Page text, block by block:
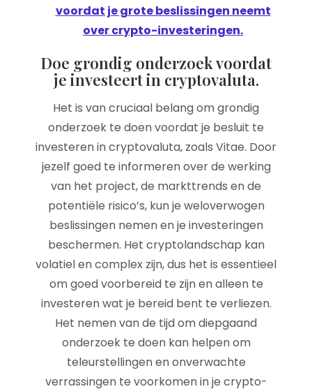
voordat je grote beslissingen neemt
over crypto-investeringen.
Doe grondig onderzoek voordat
je investeert in cryptovaluta.
Het is van cruciaal belang om grondig
onderzoek te doen voordat je besluit te
investeren in cryptovaluta, zoals Vitae. Door
jezelf goed te informeren over de werking
van het project, de markttrends en de
potentiële risico’s, kun je weloverwogen
beslissingen nemen en je investeringen
beschermen. Het cryptolandschap kan
volatiel en complex zijn, dus het is essentieel
om goed voorbereid te zijn en alleen te
investeren wat je bereid bent te verliezen.
Het nemen van de tijd om diepgaand
onderzoek te doen kan helpen om
teleurstellingen en onverwachte
verrassingen te voorkomen in je crypto-